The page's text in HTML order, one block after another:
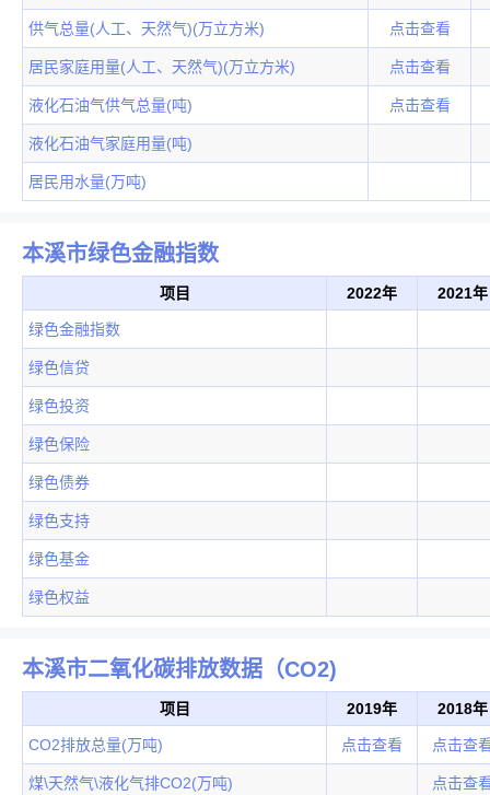
供气总量(人工、天然气)(万立方米) 点击查看
居民家庭用量(人工、天然气)(万立方米) 点击查看
液化石油气供气总量(吨) 点击查看
液化石油气家庭用量(吨)
居民用水量(万吨)
本溪市绿色金融指数
项目 2022年 2021年
绿色金融指数
绿色信贷
绿色投资
绿色保险
绿色债券
绿色支持
绿色基金
绿色权益
本溪市二氧化碳排放数据（CO2)
项目 2019年 2018年
CO2排放总量(万吨) 点击查看 点击查
煤\天然气\液化气排CO2(万吨) 点击查